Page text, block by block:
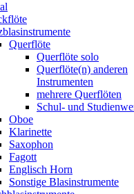
Querflöte
Querflöte solo
Querflöte(n) anderen
Instrumenten
mehrere Querflöten
Schul- und
Oboe
Klarinette
Saxophon
Fagott
Englisch Horn
Sonstige Blasinstrumente